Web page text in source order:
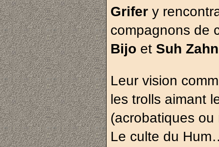
Grifer y
compagnons de
Bijo et Suh
Leur vision
les trolls aimant
(acrobatiques
Le culte du